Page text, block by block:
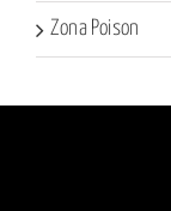
Zona Poison